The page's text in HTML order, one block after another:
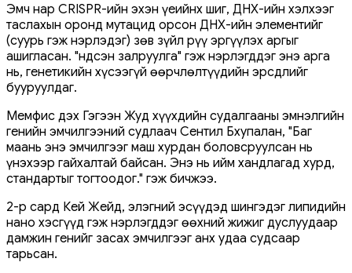
Эмч нар CRISPR-ийн эхэн үеийнх шиг, ДНХ-ийн хэлхээг
таслахын оронд мутацид орсон ДНХ-ийн элементийг
(суурь гэж нэрлэдэг) зөв зүйл рүү эргүүлэх аргыг
ашигласан. "Үндсэн залруулга" гэж нэрлэгддэг энэ арга
нь, генетикийн хүсээгүй өөрчлөлтүүдийн эрсдлийг
бууруулдаг.
Мемфис дэх Гэгээн Жуд хүүхдийн судалгааны эмнэлгийн
генийн эмчилгээний судлаач Сентил Бхупалан, "Баг
маань энэ эмчилгээг маш хурдан боловсруулсан нь
үнэхээр гайхалтай байсан. Энэ нь ийм хандлагад хурд,
стандартыг тогтоодог." гэж бичжээ.
2-р сард Кей Жейд, элэгний эсүүдэд шингэдэг липидийн
нано хэсгүүд гэж нэрлэгддэг өөхний жижиг дуслуудаар
дамжин генийг засах эмчилгээг анх удаа судсаар
тарьсан.